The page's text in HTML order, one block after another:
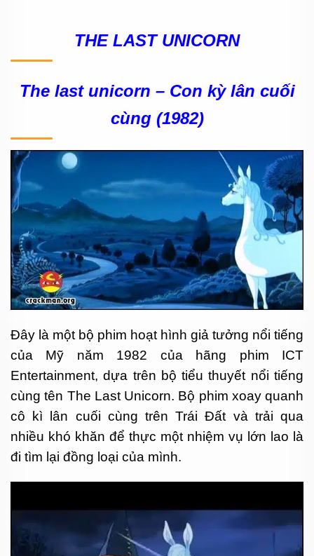
THE LAST UNICORN
The last unicorn – Con kỳ lân cuối
cùng (1982)
Đây là một bộ phim hoạt hình giả tưởng nổi tiếng
của Mỹ năm 1982 của hãng phim ICT
Entertainment, dựa trên bộ tiểu thuyết nổi tiếng
cùng tên The Last Unicorn. Bộ phim xoay quanh
cô kì lân cuối cùng trên Trái Đất và trải qua
nhiều khó khăn để thực một nhiệm vụ lớn lao là
đi tìm lại đồng loại của mình.